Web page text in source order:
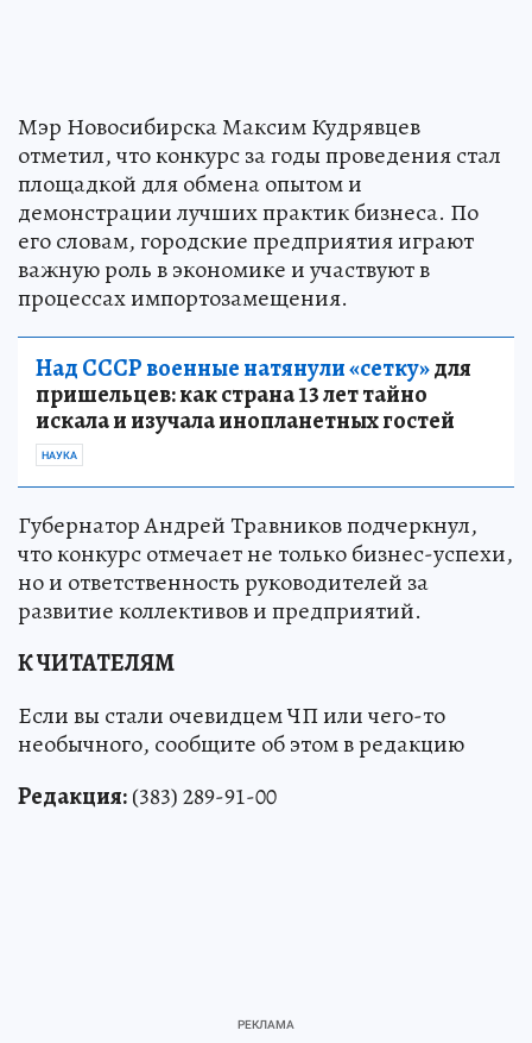
Мэр Новосибирска Максим Кудрявцев
отметил, что конкурс за годы проведения стал
площадкой для обмена опытом и
демонстрации лучших практик бизнеса. По
его словам, городские предприятия играют
важную роль в экономике и участвуют в
процессах импортозамещения.
Над СССР военные натянули «сетку»для
пришельцев: как страна 13 лет тайно
искала и изучала инопланетных гостей
НАУКА
Губернатор Андрей Травников подчеркнул,
что конкурс отмечает не только бизнес-успехи,
но и ответственность руководителей за
развитие коллективов и предприятий.
К ЧИТАТЕЛЯМ
Если вы стали очевидцем ЧП или чего-то
необычного, сообщите об этом в редакцию
Редакция:(383) 289-91-00